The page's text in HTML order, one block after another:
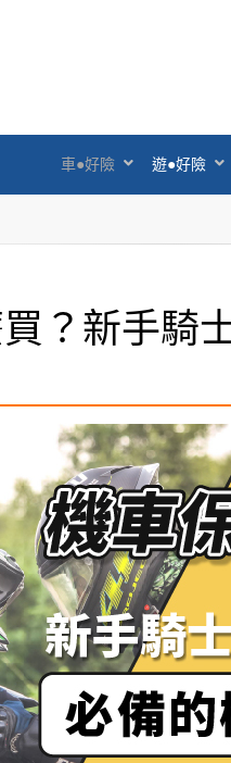
– 官方
車●好險 遊●好險
？新手騎